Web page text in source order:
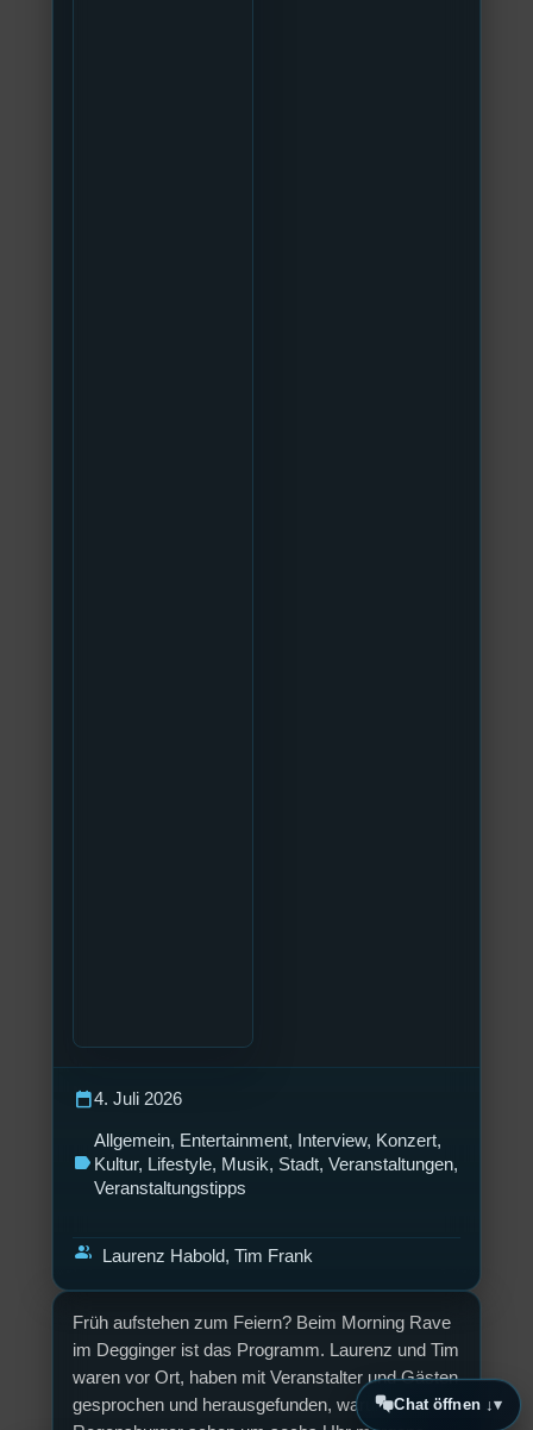
Früh aufstehen zum Feiern? Beim Morning Rave
im Degginger ist das Programm. Laurenz und Tim
waren vor Ort, haben mit Veranstalter und Gästen
gesprochen und herausgefunden, warum
calendar_today4. Juli 2026
label
Allgemein, Entertainment, Interview, Konzert
Kultur, Lifestyle, Musik, Stadt, Veranstaltungen
Veranstaltungstipps
group Laurenz Habold, Tim Frank
Chat öffnen ↓